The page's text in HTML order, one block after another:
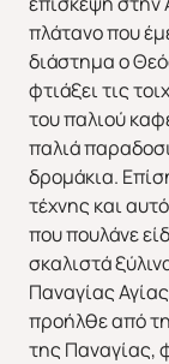
ΑΣΙΑ
πλάτανο που
διάστημα ο
φτιάξει τις
του παλιού
παλιά
δρομάκια.
τέχνης και
που πουλάνε
σκαλιστά
Παναγίας
προήλθε από
της Παναγίας,